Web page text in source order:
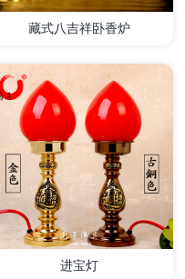
详情
藏式八吉祥卧香炉
进宝灯